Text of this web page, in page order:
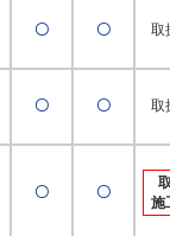
〇 〇 取
〇 〇 取
〇 〇
施